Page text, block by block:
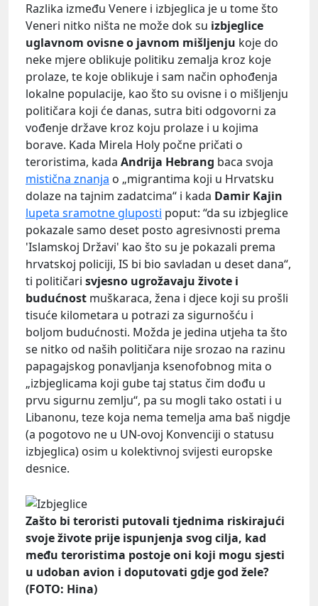
Razlika između Venere i izbjeglica je u tome što
Veneri nitko ništa ne može dok su izbjeglice
uglavnom ovisne o javnom mišljenju koje do
neke mjere oblikuje politiku zemalja kroz koje
prolaze, te koje oblikuje i sam način ophođenja
lokalne populacije, kao što su ovisne i o mišljenju
političara koji će danas, sutra biti odgovorni za
vođenje države kroz koju prolaze i u kojima
borave. Kada Mirela Holy počne pričati o
teroristima, kada Andrija Hebrang baca svoja
mistična znanja o „migrantima koji u Hrvatsku
dolaze na tajnim zadatcima“ i kada Damir Kajin
lupeta sramotne gluposti poput: “da su izbjeglice
pokazale samo deset posto agresivnosti prema
'Islamskoj Državi' kao što su je pokazali prema
hrvatskoj policiji, IS bi bio savladan u deset dana“,
ti političari svjesno ugrožavaju živote i
budućnost muškaraca, žena i djece koji su prošli
tisuće kilometara u potrazi za sigurnošću i
boljom budućnosti. Možda je jedina utjeha ta što
se nitko od naših političara nije srozao na razinu
papagajskog ponavljanja ksenofobnog mita o
„izbjeglicama koji gube taj status čim dođu u
prvu sigurnu zemlju“, pa su mogli tako ostati i u
Libanonu, teze koja nema temelja ama baš nigdje
(a pogotovo ne u UN-ovoj Konvenciji o statusu
izbjeglica) osim u kolektivnoj svijesti europske
desnice.
Zašto bi teroristi putovali tjednima riskirajući
svoje živote prije ispunjenja svog cilja, kad
među teroristima postoje oni koji mogu sjesti
u udoban avion i doputovati gdje god žele?
(FOTO: Hina)